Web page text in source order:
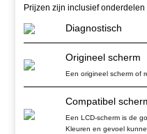
Prijzen zijn inclusief
Diagnostisch
Origineel scherm
Een origineel scherm of
Compatibel
Een LCD-scherm is de
Kleuren en gevoel